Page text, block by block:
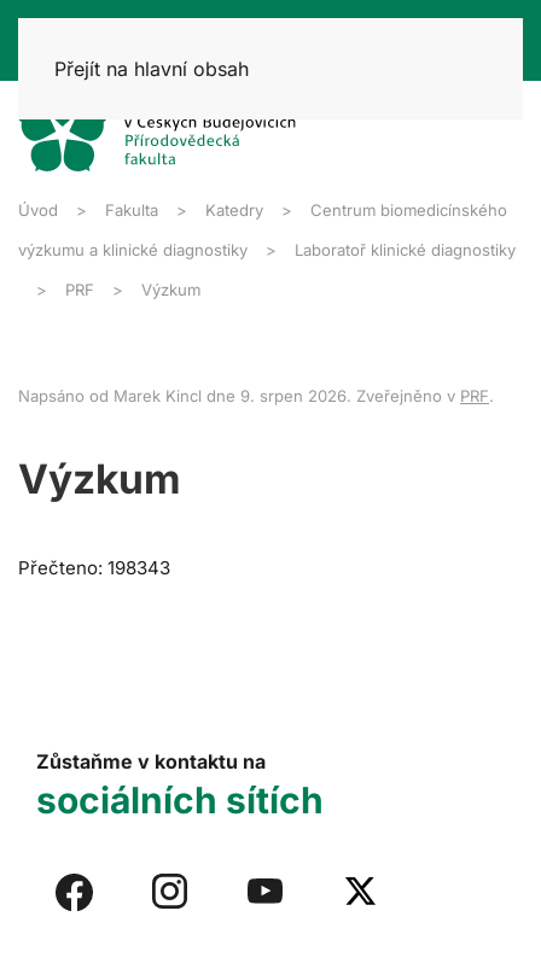
Přejít na hlavní obsah
Úvod Fakulta Katedry Centrum biomedicínského
výzkumu a klinické diagnostiky Laboratoř klinické diagnostiky
PRF Výzkum
Napsáno od Marek Kincl dne 9. srpen 2026. Zveřejněno v PRF.
Výzkum
Přečteno: 198343
Zůstaňme v kontaktu na
sociálních sítích